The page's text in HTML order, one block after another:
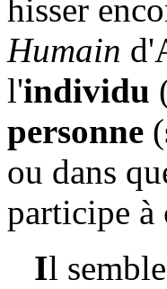
hisser
Humain
l'individu
personne
ou dans
participe à
Il